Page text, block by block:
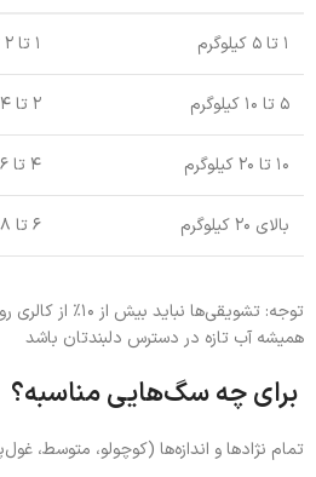
۱ تا ۵ کیلوگرم ۱ تا ۲ تکه
۵ تا ۱۰ کیلوگرم ۲ تا ۴ تکه
۱۰ تا ۲۰ کیلوگرم ۴ تا ۶ تکه
بالای ۲۰ کیلوگرم ۶ تا ۸ تکه
توجه: تشویقی‌ها
همیشه آب تازه در دسترس دلبندتان باشد
برای چه سگ‌هایی مناسبه؟
تمام نژادها و اندازه‌ها (کوچولو، متوسط،